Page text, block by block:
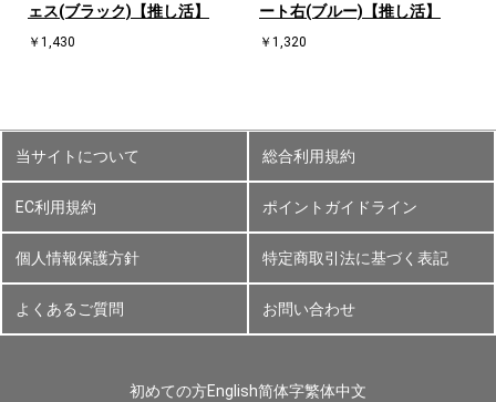
ェス(ブラック)【推し活】
￥1,430
ート右(ブルー)【推し活】
￥1,320
当サイトについて 総合利用規約
EC利用規約 ポイントガイドライン
個人情報保護方針 特定商取引法に基づく表記
よくあるご質問 お問い合わせ
初めての方English简体字繁体中文